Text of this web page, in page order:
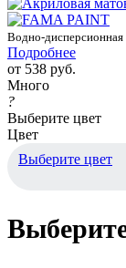
Водно-дисперсионная
Подробнее
от 538 руб.
Много
?
Выберите цвет
Цвет
Выберите цвет